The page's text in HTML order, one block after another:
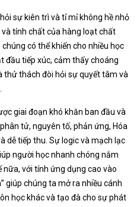
sự kiên trì và tỉ mỉ không hề nhỏ
tính chất của hàng loạt chất
có thể khiến cho nhiều học
đầu tiếp xúc, cảm thấy choáng
thử thách đòi hỏi sự quyết tâm và
giai đoạn khó khăn ban đầu và
tử, nguyên tố, phản ứng, Hóa
dễ tiếp thu. Sự logic và mạch lạc
người học nhanh chóng nắm
nữa, với tính ứng dụng cao vào
giúp chúng ta mở ra nhiều cánh
học khác và tạo đà cho sự phát